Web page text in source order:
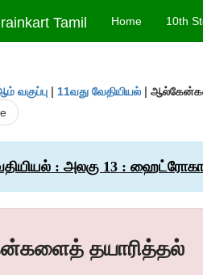
Tamil Home 10th
வகுப்பு | 11வது வேதியியல் |
: அலகு 13 :
தயாரித்தல்